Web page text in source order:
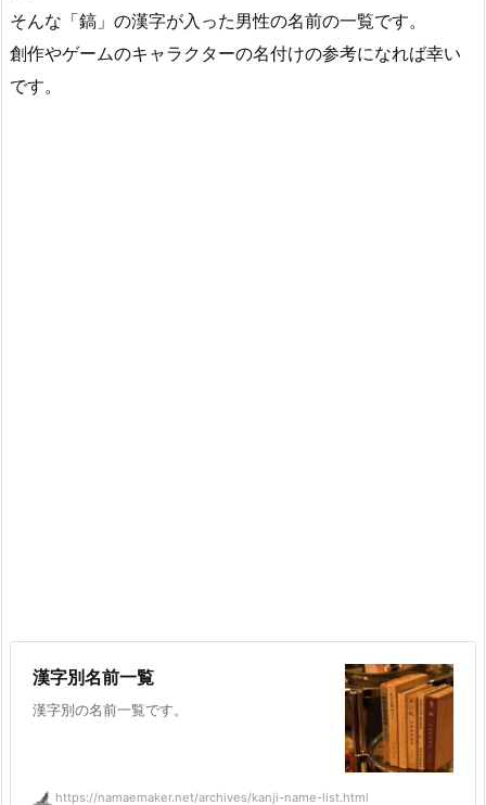
そんな「鎬」の漢字が入った男性の名前の一覧です。
創作やゲームのキャラクターの名付けの参考になれば幸い
です。
漢字別名前一覧
漢字別の名前一覧です。
https://namaemaker.net/archives/kanji-name-list.html